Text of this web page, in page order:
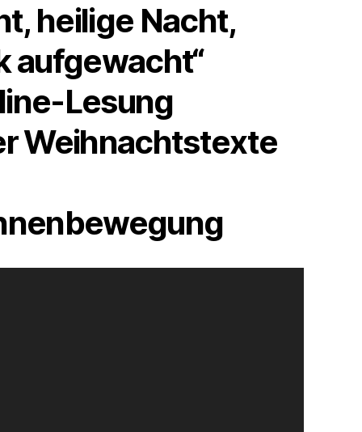
heilige Nacht,
aufgewacht“
Lesung
Weihnachtstexte